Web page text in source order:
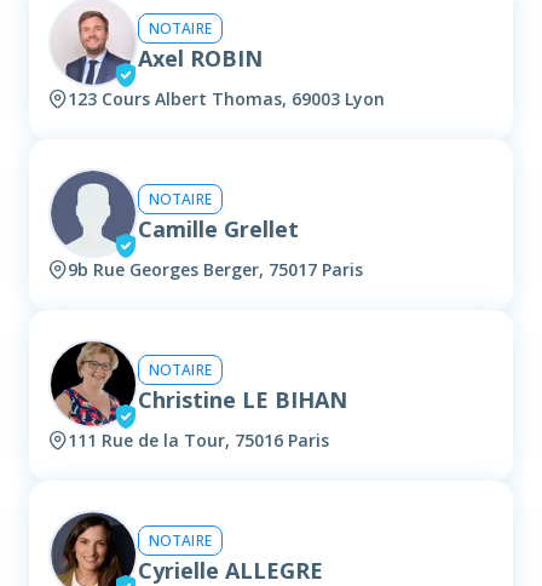
NOTAIRE
Axel ROBIN
123 Cours Albert Thomas, 69003 Lyon
NOTAIRE
Camille Grellet
9b Rue Georges Berger, 75017 Paris
NOTAIRE
Christine LE BIHAN
111 Rue de la Tour, 75016 Paris
NOTAIRE
Cyrielle ALLEGRE